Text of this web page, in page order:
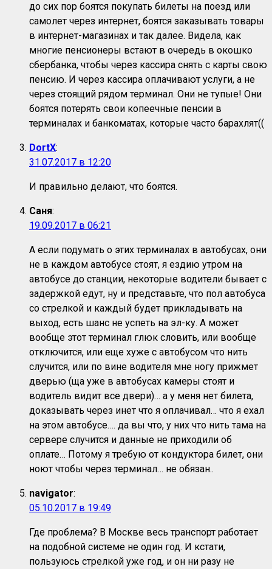
до сих пор боятся покупать билеты на поезд или
самолет через интернет, боятся заказывать товары
в интернет-магазинах и так далее. Видела, как
многие пенсионеры встают в очередь в окошко
сбербанка, чтобы через кассира снять с карты свою
пенсию. И через кассира оплачивают услуги, а не
через стоящий рядом терминал. Они не тупые! Они
боятся потерять свои копеечные пенсии в
терминалах и банкоматах, которые часто барахлят((
DortX:
31.07.2017 в 12:20
И правильно делают, что боятся.
Саня:
19.09.2017 в 06:21
А если подумать о этих терминалах в автобусах, они
не в каждом автобусе стоят, я ездию утром на
автобусе до станции, некоторые водители бывает с
задержкой едут, ну и представьте, что пол автобуса
со стрелкой и каждый будет прикладывать на
выход, есть шанс не успеть на эл-ку. А может
вообще этот терминал глюк словить, или вообще
отключится, или еще хуже с автобусом что нить
случится, или по вине водителя мне ногу прижмет
дверью (ща уже в автобусах камеры стоят и
водитель видит все двери)… а у меня нет билета,
доказывать через инет что я оплачивал… что я ехал
на этом автобусе…. да вы что, у них что нить тама на
сервере случится и данные не приходили об
оплате… Потому я требую от кондуктора билет, они
ноют чтобы через терминал… не обязан..
navigator:
05.10.2017 в 19:49
Где проблема? В Москве весь транспорт работает
на подобной системе не один год. И кстати,
пользуюсь стрелкой уже год, и он ни разу не